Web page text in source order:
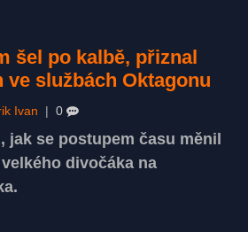
šel po kalbě, přiznal
ve službách Oktagonu
Ivan 0
jak se postupem času měnil
divočáka na